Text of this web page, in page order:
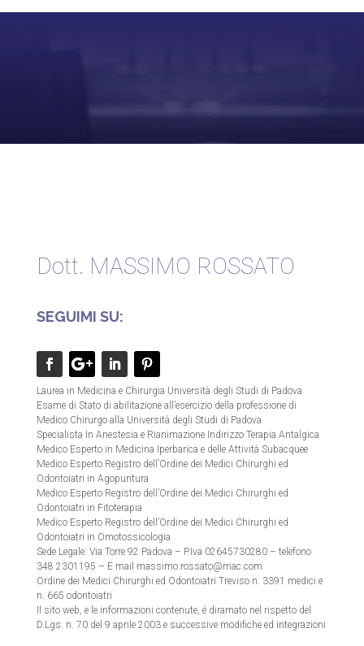
Dott. MASSIMO ROSSATO
SEGUIMI SU:
Laurea in Medicina e Chirurgia Università degli Studi di Padova
Esame di Stato di abilitazione all’esercizio della professione di
Medico Chirurgo alla Università degli Studi di Padova
Specialista In Anestesia e Rianimazione Indirizzo Terapia Antalgica
Medico Esperto in Medicina Iperbarica e delle Attività Subacquee
Medico Esperto Registro dell’Ordine dei Medici Chirurghi ed
Odontoiatri in Agopuntura
Medico Esperto Registro dell’Ordine dei Medici Chirurghi ed
Odontoiatri in Fitoterapia
Medico Esperto Registro dell’Ordine dei Medici Chirurghi ed
Odontoiatri in Omotossicologia
Sede Legale: Via Torre 92 Padova – P.Iva 02645730280 – telefono
348 2301195 – E mail massimo.rossato@mac.com
Ordine dei Medici Chirurghi ed Odontoiatri Treviso n. 3391 medici e
n. 665 odontoiatri
Il sito web, e le informazioni contenute, é diramato nel rispetto del
D.Lgs. n. 70 del 9 aprile 2003 e successive modifiche ed integrazioni